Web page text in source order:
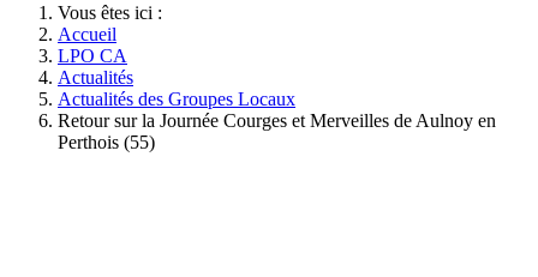
Vous êtes ici :
Accueil
LPO CA
Actualités
Actualités des Groupes Locaux
Retour sur la Journée Courges et Merveilles de Aulnoy en
Perthois (55)